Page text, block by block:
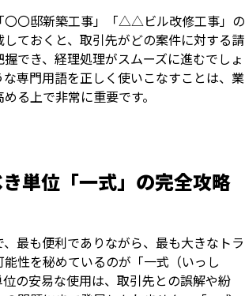
〇〇邸新築工事」「△△ビル改修工事」の
ておくと、取引先がどの案件に対する請
でき、経理処理がスムーズに進むでしょ
な専門用語を正しく使いこなすことは、業
る上で非常に重要です。
単位「一式」の完全攻略
最も便利でありながら、最も大きなトラ
性を秘めているのが「一式（いっし
の安易な使用は、取引先との誤解や紛